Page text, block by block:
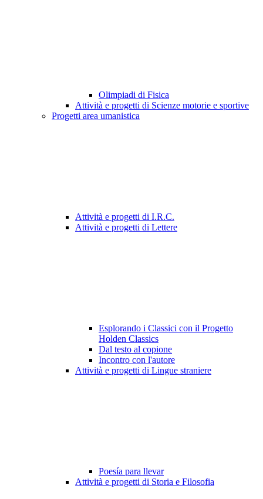
Olimpiadi di Fisica
Attività e progetti di Scienze motorie e sportive
Progetti area umanistica
Attività e progetti di I.R.C.
Attività e progetti di Lettere
Esplorando i Classici con il Progetto
Holden Classics
Dal testo al copione
Incontro con l'autore
Attività e progetti di Lingue straniere
Poesía para llevar
Attività e progetti di Storia e Filosofia